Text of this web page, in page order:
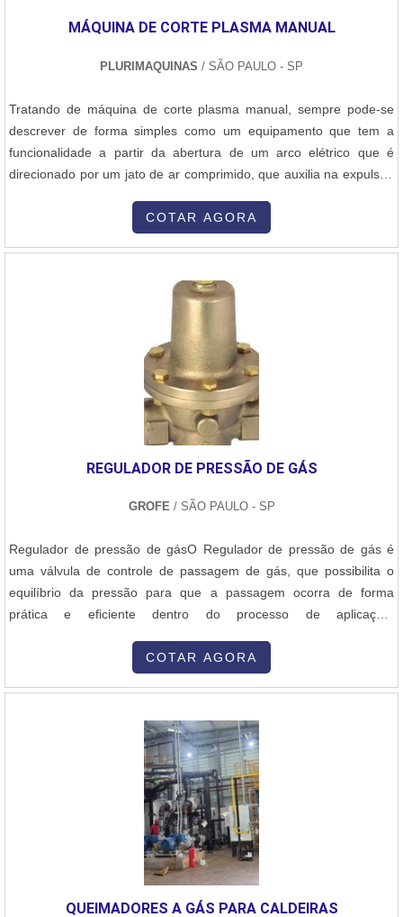
MÁQUINA DE CORTE PLASMA MANUAL
PLURIMAQUINAS / SÃO PAULO - SP
Tratando de máquina de corte plasma manual, sempre pode-se
descrever de forma simples como um equipamento que tem a
funcionalidade a partir da abertura de um arco elétrico que é
direcionado por um jato de ar comprimido, que auxilia na expulsão
O PRODUTODestina-se ao corte ou separação de qualquer
equipamentos de fornecimento de energia, entre eles: uma fonte
geradora de energia alimentado por eletricidade, gás para ser
ionizado e ser o meio condutor do arco elétrico, como:Ar
comprimido;Argônio;Hidrogênio;Nitrogênio;Oxigênio.Tocha
plasma;Grampo terra.A máquina de corte plasma manual tem
como uma das funções, substituir processos mais lentos ou com
maiores custos operacionais, fator de extrema importância para o
segmentos como fabricantes de mesas CNC ou cortes manuais
não exigem precisão como são os casos de ferros velhos em que
só é necessário desmembrar peças com agilidade, segurança e
por características como redução do risco de deformação, mais
economia e grande velocidade de corte, em relação ao gás
aplicável, tais características que fazem toda diferença tanto pela
empresa que adquire produtos e serviços de qualidade, como o
QUALIDADESendo líder no mercado e precursora no mercado,
características possíveis pela empresa ter a empresa tem uma
estrutura para solucionar problemas em todos os modelos e
comprova a essência de trazer o melhor para os clientes. .
COTAR AGORA
REGULADOR DE PRESSÃO DE GÁS
GROFE/ SÃO PAULO - SP
Regulador de pressão de gásO Regulador de pressão de gás é
uma válvula de controle de passagem de gás, que possibilita o
equilíbrio da pressão para que a passagem ocorra de forma
prática e eficiente dentro do processo de aplicação.
fornecimento de equipamentos ideais para esse segmento, o
COTAR AGORA
QUEIMADORES A GÁS PARA CALDEIRAS